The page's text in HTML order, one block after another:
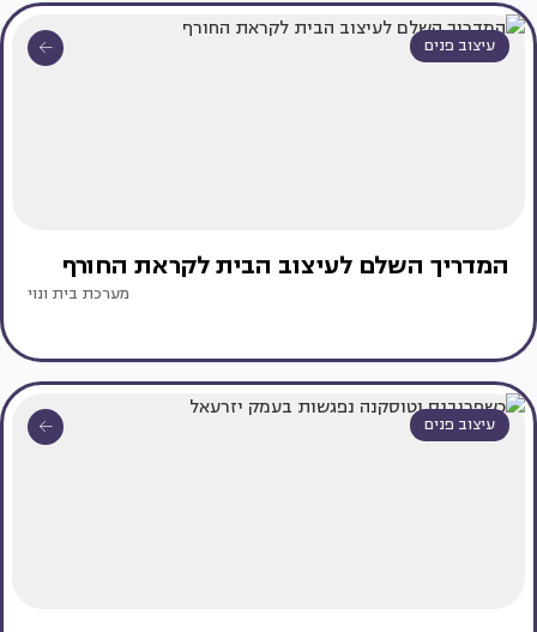
עיצוב פנים
המדריך השלם לעיצוב הבית לקראת החורף
מערכת בית ונוי
עיצוב פנים